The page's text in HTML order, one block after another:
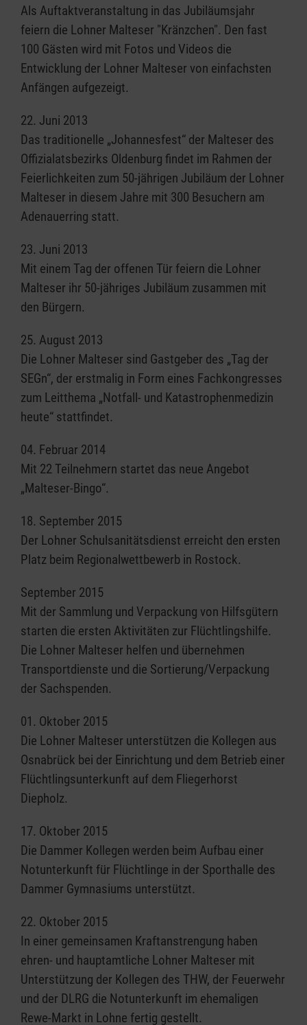
Als Auftaktveranstaltung in das Jubiläumsjahr
feiern die Lohner Malteser "Kränzchen". Den fast
100 Gästen wird mit Fotos und Videos die
Entwicklung der Lohner Malteser von einfachsten
Anfängen aufgezeigt.
22. Juni 2013
Das traditionelle „Johannesfest“ der Malteser des
Offizialatsbezirks Oldenburg findet im Rahmen der
Feierlichkeiten zum 50-jährigen Jubiläum der Lohner
Malteser in diesem Jahre mit 300 Besuchern am
Adenauerring statt.
23. Juni 2013
Mit einem Tag der offenen Tür feiern die Lohner
Malteser ihr 50-jähriges Jubiläum zusammen mit
den Bürgern.
25. August 2013
Die Lohner Malteser sind Gastgeber des „Tag der
SEGn“, der erstmalig in Form eines Fachkongresses
zum Leitthema „Notfall- und Katastrophenmedizin
heute“ stattfindet.
04. Februar 2014
Mit 22 Teilnehmern startet das neue Angebot
„Malteser-Bingo“.
18. September 2015
Der Lohner Schulsanitätsdienst erreicht den ersten
Platz beim Regionalwettbewerb in Rostock.
September 2015
Mit der Sammlung und Verpackung von Hilfsgütern
starten die ersten Aktivitäten zur Flüchtlingshilfe.
Die Lohner Malteser helfen und übernehmen
Transportdienste und die Sortierung/Verpackung
der Sachspenden.
01. Oktober 2015
Die Lohner Malteser unterstützen die Kollegen aus
Osnabrück bei der Einrichtung und dem Betrieb einer
Flüchtlingsunterkunft auf dem Fliegerhorst
Diepholz.
17. Oktober 2015
Die Dammer Kollegen werden beim Aufbau einer
Notunterkunft für Flüchtlinge in der Sporthalle des
Dammer Gymnasiums unterstützt.
22. Oktober 2015
In einer gemeinsamen Kraftanstrengung haben
ehren- und hauptamtliche Lohner Malteser mit
Unterstützung der Kollegen des THW, der Feuerwehr
und der DLRG die Notunterkunft im ehemaligen
Rewe-Markt in Lohne fertig gestellt.